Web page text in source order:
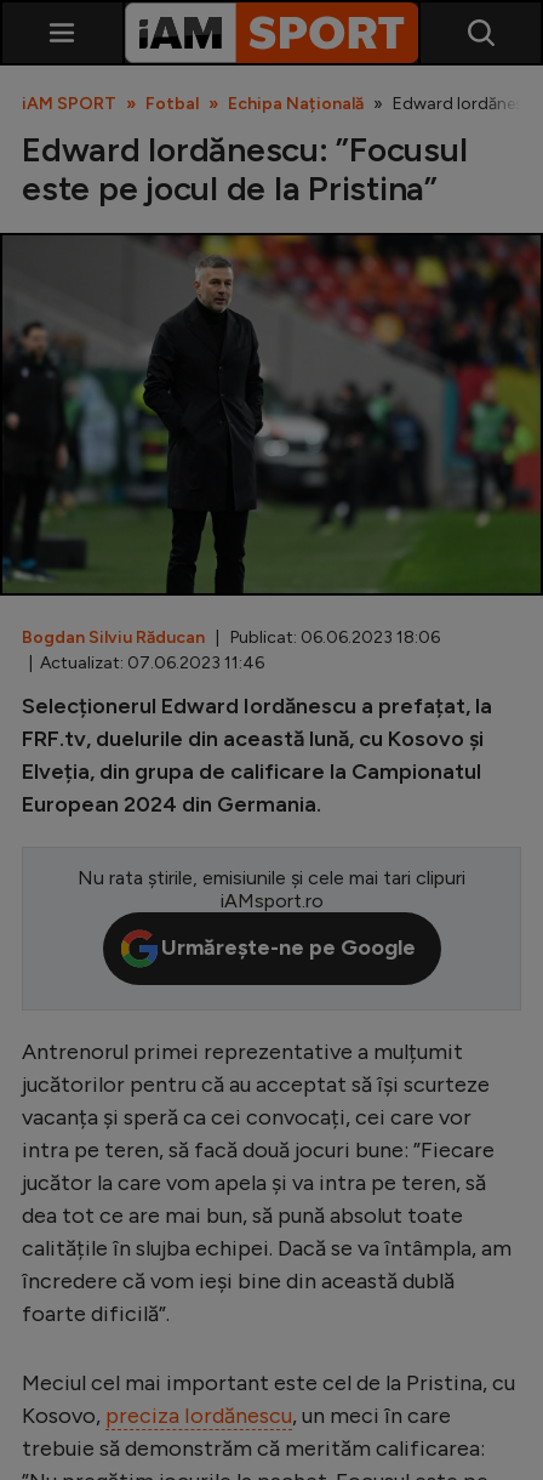
SuperLiga
Liga 2
Cupa României
Echipa Națională
U21
Fotbal feminin
Special
Diverse
Inedit
Clasamente
Europa League
Conference League
CM 2026
LaLiga
Serie A
Bundesliga
Ligue 1
Campionate
Starurile fotbalului
Stranieri
Clasamente
iAM SPORT Fotbal Echipa Națională Edward
Edward Iordănescu: ”Focusul
este pe jocul de la Pristina”
Bogdan Silviu Răducan | Publicat: 06.06.2023 18:06
| Actualizat: 07.06.2023 11:46
Selecționerul Edward Iordănescu a prefațat, la
FRF.tv, duelurile din această lună, cu Kosovo și
Elveția, din grupa de calificare la Campionatul
European 2024 din Germania.
Nu rata știrile, emisiunile și cele mai tari clipuri
iAMsport.ro
Urmărește-ne pe Google
Antrenorul primei reprezentative a mulțumit
jucătorilor pentru că au acceptat să își scurteze
vacanța și speră ca cei convocați, cei care vor
intra pe teren, să facă două jocuri bune: ”Fiecare
jucător la care vom apela și va intra pe teren, să
dea tot ce are mai bun, să pună absolut toate
calitățile în slujba echipei. Dacă se va întâmpla, am
încredere că vom ieși bine din această dublă
foarte dificilă”.
Meciul cel mai important este cel de la Pristina, cu
Kosovo, preciza Iordănescu, un meci în care
trebuie să demonstrăm că merităm calificarea: